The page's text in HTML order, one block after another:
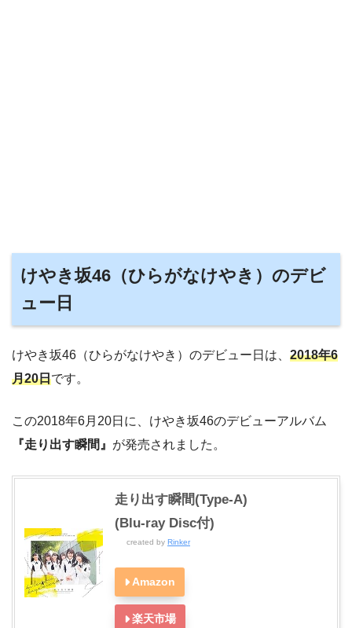
けやき坂46（ひらがなけやき）のデビ
ュー日
けやき坂46（ひらがなけやき）のデビュー日は、 2018年6
月20日です。
この2018年6月20日に、けやき坂46のデビューアルバム
『走り出す瞬間』 が発売されました。
走り出す瞬間(Type-A)
(Blu-ray Disc付)
created by Rinker
Amazon
楽天市場